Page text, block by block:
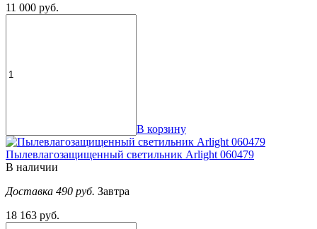
11 000 руб.
В корзину
Пылевлагозащищенный светильник Arlight 060479
В наличии
Доставка 490 руб. Завтра
18 163 руб.